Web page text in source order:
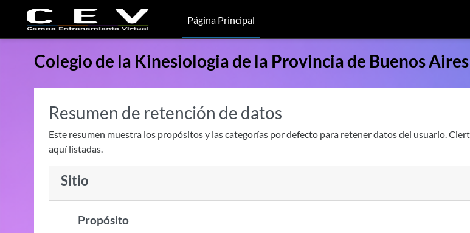
Salta al contenido principal
Página Principal
Colegio de la Kinesiologia de la Provincia de Buenos Aires
Resumen de retención de datos
Este resumen muestra los propósitos y las categorías por defecto para retener datos del usuario.
aquí listadas.
Sitio
Propósito